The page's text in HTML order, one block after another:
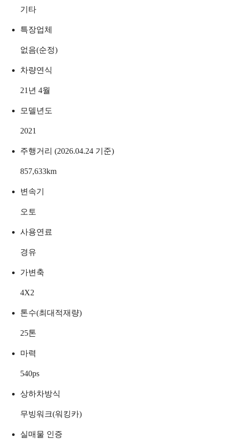
기타
특장업체
없음(순정)
차량연식
21년 4월
모델년도
2021
주행거리 (2026.04.24 기준)
857,633km
변속기
오토
사용연료
경유
가변축
4X2
톤수(최대적재량)
25톤
마력
540ps
상하차방식
무빙워크(워킹카)
실매물 인증